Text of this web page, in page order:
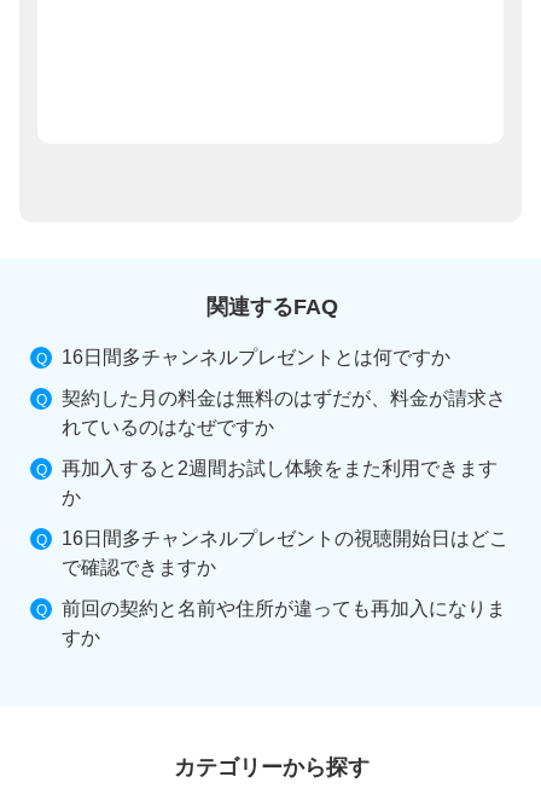
関連するFAQ
16日間多チャンネルプレゼントとは何ですか
契約した月の料金は無料のはずだが、料金が請求さ
れているのはなぜですか
再加入すると2週間お試し体験をまた利用できます
か
16日間多チャンネルプレゼントの視聴開始日はどこ
で確認できますか
前回の契約と名前や住所が違っても再加入になりま
すか
カテゴリーから探す